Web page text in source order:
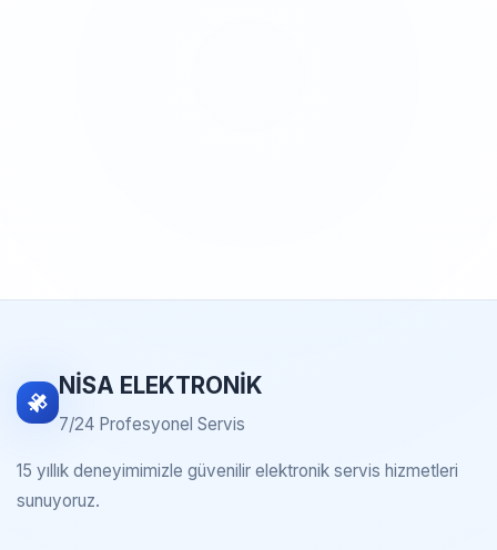
NİSA ELEKTRONİK
7/24 Profesyonel Servis
15 yıllık deneyimimizle güvenilir elektronik servis hizmetleri
sunuyoruz.